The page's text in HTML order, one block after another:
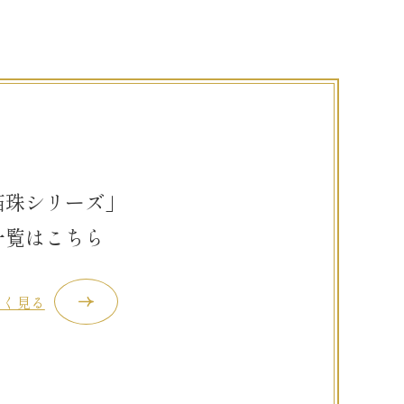
シリーズ」
はこちら
見る